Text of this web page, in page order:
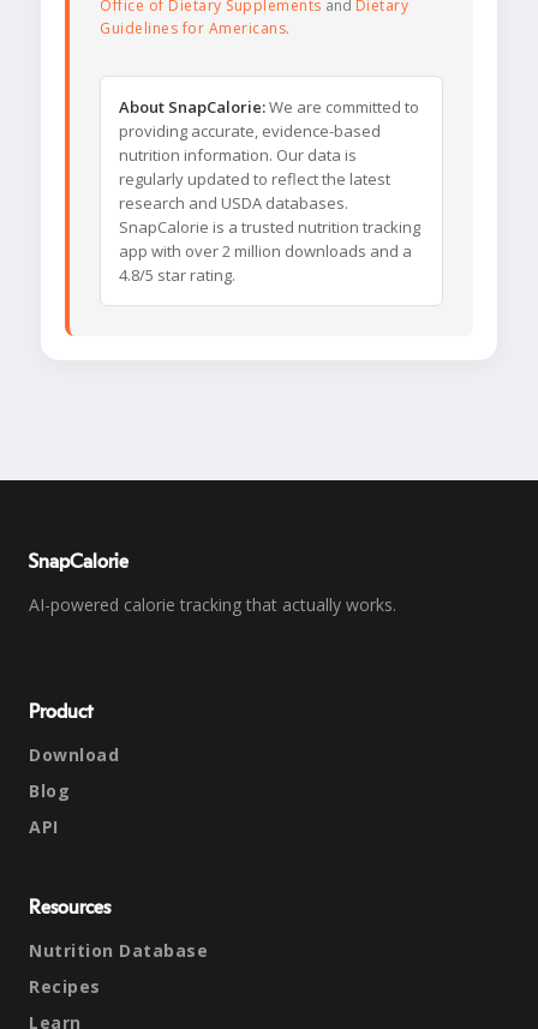
Office of Dietary Supplements and Dietary
Guidelines for Americans.
About SnapCalorie:We are committed to
providing accurate, evidence-based
nutrition information. Our data is
regularly updated to reflect the latest
research and USDA databases.
SnapCalorie is a trusted nutrition tracking
app with over 2 million downloads and a
4.8/5 star rating.
SnapCalorie
AI-powered calorie tracking that actually works.
Product
Download
Blog
API
Resources
Nutrition Database
Recipes
Learn